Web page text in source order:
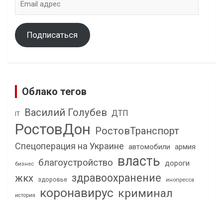
адрес
Подписаться
Облако тегов
IT Василий Голубев ДТП
РостовДон РостовТранспорт
Спецоперация на Украине автомобили армия
бизнес благоустройство власть дороги
жкх здоровье здравоохранение инопресса
история коронавирус криминал